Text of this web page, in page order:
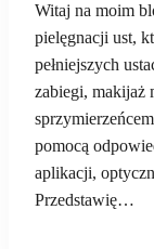
Witaj na moim
pielęgnacji ust,
pełniejszych
zabiegi, makijaż
pomocą
aplikacji,
Przedstawię…